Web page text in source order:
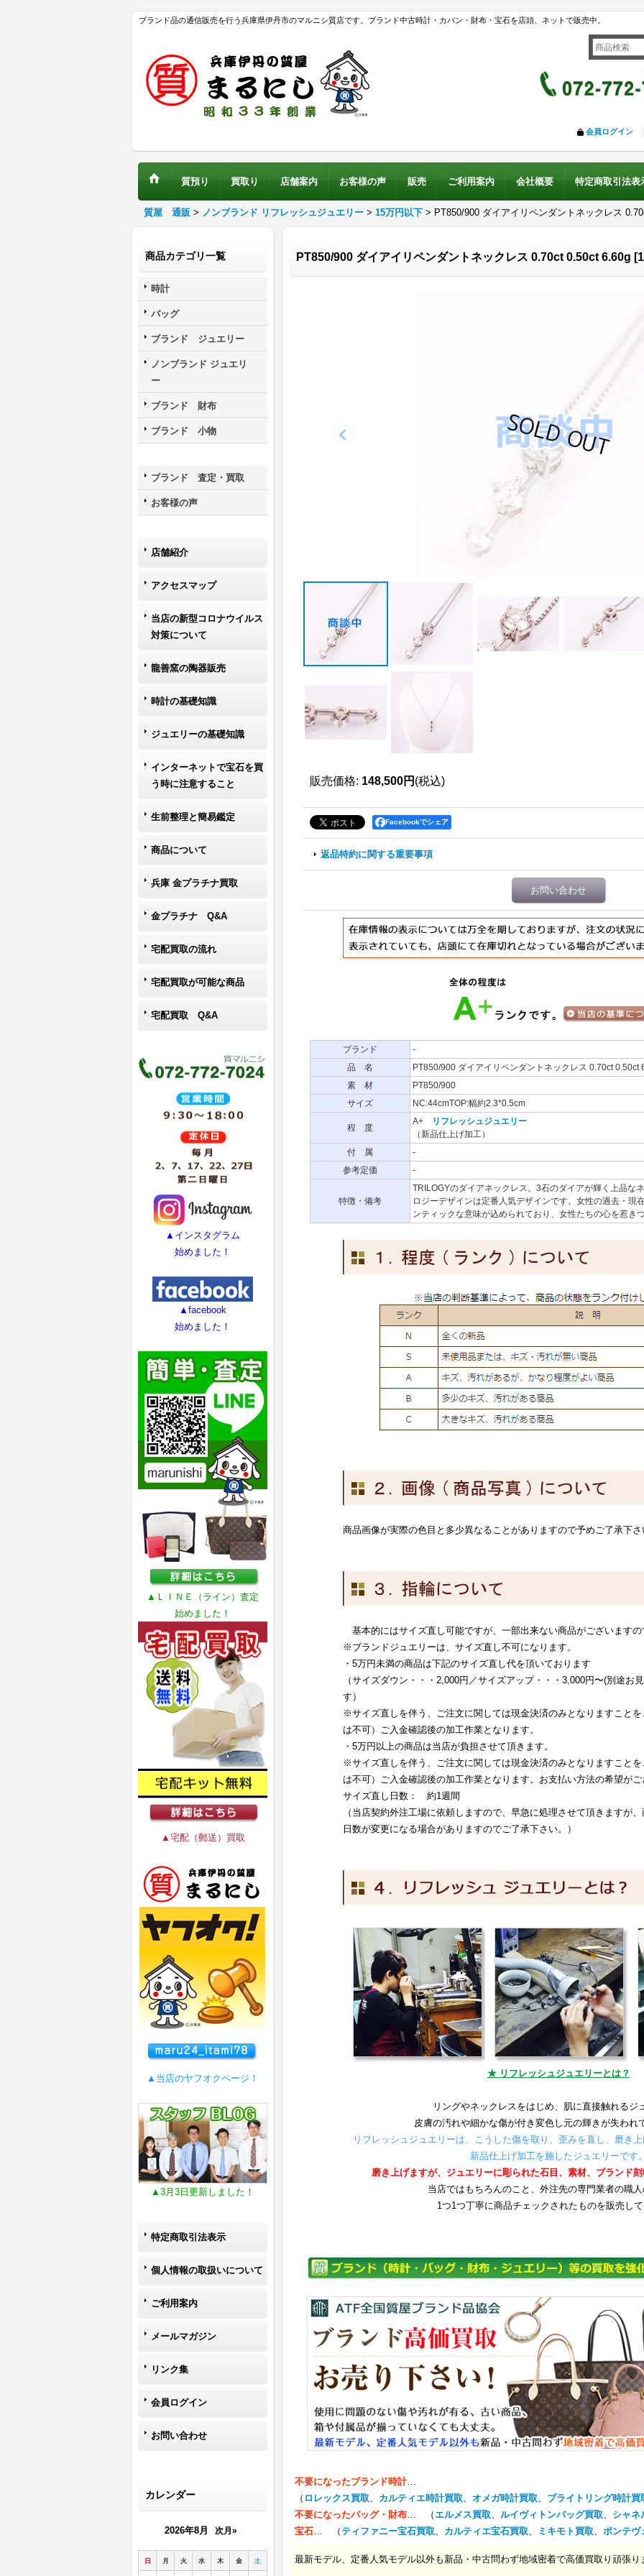
ブランド品の通信販売を行う兵庫県伊丹市のマルニシ質店です。ブランド中古時計・カバン・財布・宝石を店頭、ネットで販売中。
会員ログイン
質預り 買取り 店舗案内 お客様の声 販売 ご利用案内 会社概要 特定商取引法表
質屋 通販 > ノンブランド リフレッシュジュエリー > 15万円以下 > PT850/900 ダイアイリペンダントネックレス
商品カテゴリ一覧
時計
バッグ
ブランド ジュエリー
ノンブランド ジュエリ
ー
ブランド 財布
ブランド 小物
ブランド 査定・買取
お客様の声
店舗紹介
アクセスマップ
当店の新型コロナウイルス
対策について
龍善窯の陶器販売
時計の基礎知識
ジュエリーの基礎知識
インターネットで宝石を買
う時に注意すること
生前整理と簡易鑑定
商品について
兵庫 金プラチナ買取
金プラチナ Q&A
宅配買取の流れ
宅配買取が可能な商品
宅配買取 Q&A
▲インスタグラム
始めました！
▲facebook
始めました！
▲ＬＩＮＥ（ライン）査定
始めました！
▲宅配（郵送）買取
▲当店のヤフオクページ！
▲3月3日更新しました！
特定商取引法表示
個人情報の取扱いについて
ご利用案内
メールマガジン
リンク集
会員ログイン
お問い合わせ
カレンダー
2026年8月 次月»
日 月 火 水 木 金 土
PT850/900 ダイアイリペンダントネックレス 0.70ct 0.50ct 6.60g [
販売価格: 148,500円 (税込)
Facebookでシェア
返品特約に関する重要事項
お問い合わせ
ブランド
-
品 名
PT850/900 ダイアイリペンダントネックレス 0.70ct 0.50ct
素 材
PT850/900
サイズ
NC:44cmTOP:幅約2.3*0.5cm
程 度
A+
リフレッシュジュエリー
（新品仕上げ加工）
付 属
-
参考定価
-
特徴・備考
TRILOGYのダイアネックレス。3石のダイアが輝く上品な
ロジーデザインは定番人気デザインです。女性の過去・現
ンティックな意味が込められており、女性たちの心を惹き
商品画像が実際の色目と多少異なることがありますので予めご了承下さ
基本的にはサイズ直し可能ですが、一部出来ない商品がございます
※ブランドジュエリーは、サイズ直し不可になります。
・5万円未満の商品は下記のサイズ直し代を頂いております
（サイズダウン・・・2,000円／サイズアップ・・・3,000円〜(別途お
す）
※サイズ直しを伴う、ご注文に関しては現金決済のみとなりますこと
は不可）ご入金確認後の加工作業となります。
・5万円以上の商品は当店が負担させて頂きます。
※サイズ直しを伴う、ご注文に関しては現金決済のみとなりますこと
は不可）ご入金確認後の加工作業となります。お支払い方法の希望が
サイズ直し日数： 約1週間
（当店契約外注工場に依頼しますので、早急に処理させて頂きますが
日数が変更になる場合がありますのでご了承下さい。）
★ リフレッシュジュエリーとは？
リングやネックレスをはじめ、肌に直接触れるジ
皮膚の汚れや細かな傷が付き変色し元の輝きが失われ
リフレッシュジュエリーは、こうした傷を取り、歪みを直し、磨き
新品仕上げ加工を施したジュエリーです
磨き上げますが、ジュエリーに彫られた石目、素材、ブランド
当店ではもちろんのこと、外注先の専門業者の職
1つ1つ丁寧に商品チェックされたものを販売し
不要になったブランド時計…
（ ロレックス買取、 カルティエ時計買取、 オメガ時計買取、 ブライトリング時計買
不要になったバッグ・財布… （ エルメス買取、 ルイヴィトンバッグ買取、 シャネ
宝石… （ティファニー宝石買取、 カルティエ宝石買取、 ミキモト買取、 ポンテヴ
最新モデル、定番人気モデル以外も新品・中古問わず地域密着で高価買取り頑張り